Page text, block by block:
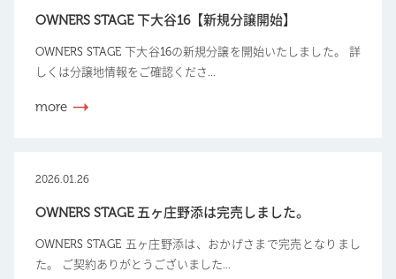
OWNERS STAGE 下大谷16【新規分譲開始】
OWNERS STAGE 下大谷16の新規分譲を開始いたしました。 詳
しくは分譲地情報をご確認くださ...
more
2026.01.26
OWNERS STAGE 五ヶ庄野添は完売しました。
OWNERS STAGE 五ヶ庄野添は、おかげさまで完売となりまし
た。 ご契約ありがとうございました...